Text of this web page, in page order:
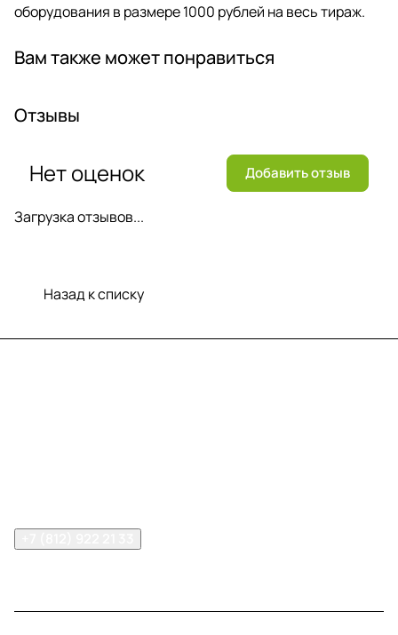
оборудования в размере 1000 рублей на весь тираж.
Вам также может понравиться
Отзывы
Загрузка отзывов...
Нет оценок Добавить отзыв
Назад к списку